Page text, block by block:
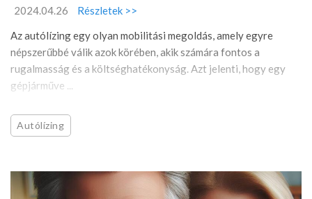
2024.04.26
Részletek >>
Az autólízing egy olyan mobilitási megoldás, amely egyre
népszerűbbé válik azok körében, akik számára fontos a
rugalmasság és a költséghatékonyság. Azt jelenti, hogy egy
gépjárműve ...
Autólízing